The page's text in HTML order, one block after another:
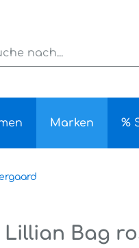
Marken %
Bag